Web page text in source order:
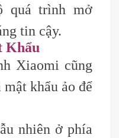
quá trình mở
tin cậy.
Khẩu
Xiaomi cũng
khẩu ảo để
nhiên ở phía